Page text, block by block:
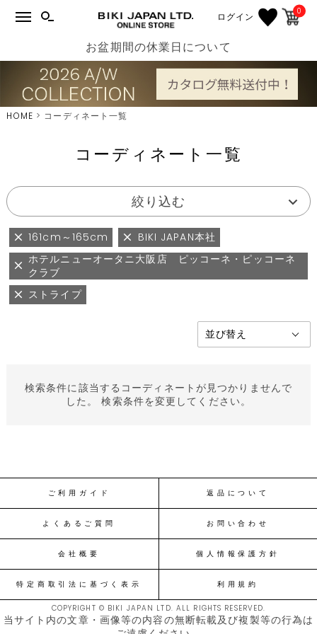
ログイン 0
お盆期間の休業日について
HOME コーディネート一覧
コーディネート一覧
絞り込む
161cm～165cm
BIKI JAPAN本社
ホテルニューオータニ大阪店 ピッコーネ・ピッコーネ
クラブ
ストライプ
検索条件に該当するコーディネートが見つかりませんで
した。 検索条件を変更してください。
ご利用ガイド 返品について
よくあるご質問 お問い合わせ
会社概要 個人情報保護方針
特定商取引法に基づく表示 利用規約
COPYRIGHT © BIKI JAPAN LTD. ALL RIGHTS RESERVED.
当サイト内の文章・画像等の内容の無断転載及び複製等の行為は